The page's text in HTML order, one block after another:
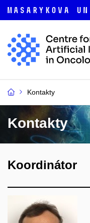
Kontakty
Kontakty
Koordinátor